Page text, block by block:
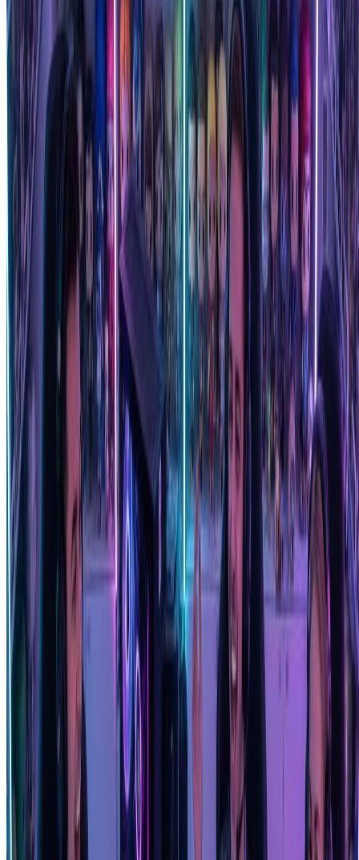
什么是Funko Pop生成器，它是如何工作的？
Funko Pop生成器是一种AI驱动的工具，可以将普通照片转换
为Funko Pop乙烯基手办风格的图像。我们的Funko Pop生成器
分析您的照片，捕捉发型和脸型等独特特征，然后应用标志性
的Funko Pop美学，包括超大头部、标志性的黑色圆眼睛和Q
版身体比例。
Funko Pop生成器捕捉面部特征的准确度如何？
我们的Funko Pop生成器在应用乙烯基手办风格的同时，擅长
保持可识别的特征。AI保留发型、脸型、眼镜和配饰等关键
特征，确保您的自定义Funko Pop手办在拥抱可爱收藏美学的
同时，确实像您。
Funko Pop生成器提供哪些风格？
我们的Funko Pop生成器提供9种独家风格：经典款、金属款、
夜光款、镀铬款、钻石闪光款、植绒款、黑光款、黄金版和节
日特别版。每种Funko Pop生成器风格都再现了真正收藏家喜
爱和珍视的正宗限量版表面处理。
Funko Pop生成器可以免费使用吗？
我们为新用户提供免费积分来试用我们的Funko Pop生成器。
您可以创建多个Funko Pop风格手办并体验全系列风格。立即
注册开始使用我们的Funko Pop生成器，将您的照片转换为可
爱的收藏级手办！
什么类型的照片最适合Funko Pop生成器？